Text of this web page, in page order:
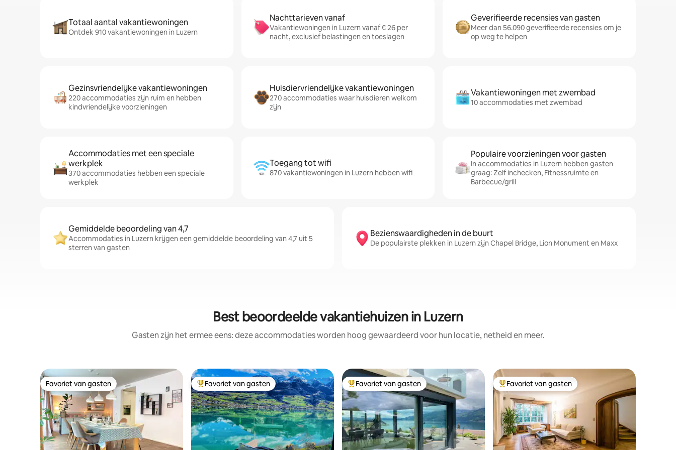
Totaal aantal vakantiewoningen
Ontdek 910 vakantiewoningen in Luzern
Nachttarieven vanaf
Vakantiewoningen in Luzern vanaf € 26 per
nacht, exclusief belastingen en toeslagen
Geverifieerde recensies van gasten
Meer dan 56.090 geverifieerde recensies om je
op weg te helpen
Gezinsvriendelijke vakantiewoningen
220 accommodaties zijn ruim en hebben
kindvriendelijke voorzieningen
Huisdiervriendelijke vakantiewoningen
270 accommodaties waar huisdieren welkom
zijn
Vakantiewoningen met zwembad
10 accommodaties met zwembad
Accommodaties met een speciale
werkplek
370 accommodaties hebben een speciale
werkplek
Toegang tot wifi
870 vakantiewoningen in Luzern hebben wifi
Populaire voorzieningen voor gasten
In accommodaties in Luzern hebben gasten
graag: Zelf inchecken, Fitnessruimte en
Barbecue/grill
Gemiddelde beoordeling van 4,7
Accommodaties in Luzern krijgen een gemiddelde beoordeling van 4,7 uit 5
sterren van gasten
Bezienswaardigheden in de buurt
De populairste plekken in Luzern zijn Chapel Bridge, Lion Monument en Maxx
Best beoordeelde vakantiehuizen in Luzern
Gasten zijn het ermee eens: deze accommodaties worden hoog gewaardeerd voor hun locatie, netheid en meer.
Favoriet van gasten
Favoriet van gasten Topfavoriet van gasten
Favoriet van gasten Topfavoriet van gasten
Favoriet van gasten Topfavoriet van gasten
Favoriet van gasten